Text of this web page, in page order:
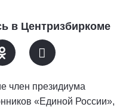
в Центризбиркоме
член президиума
«Единой России»,